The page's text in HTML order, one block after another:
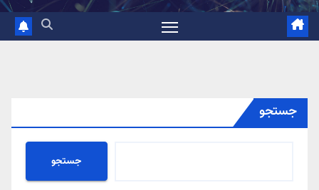
جستجو
جستجو